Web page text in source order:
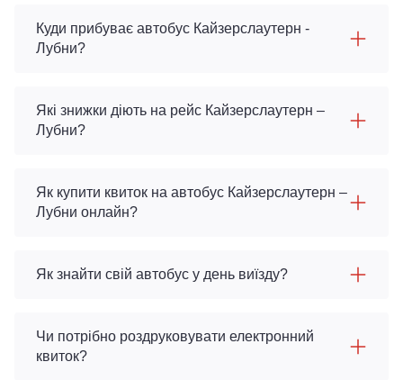
Куди прибуває автобус Кайзерслаутерн -
Лубни?
Які знижки діють на рейс Кайзерслаутерн –
Лубни?
Як купити квиток на автобус Кайзерслаутерн –
Лубни онлайн?
Як знайти свій автобус у день виїзду?
Чи потрібно роздруковувати електронний
квиток?